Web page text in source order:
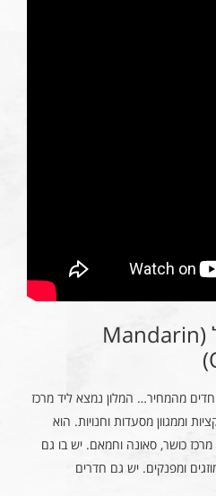
מלון מנדרין אוריינטל (Mandarin
פוחדים מהמחיר… המלון נמצא ליד מרכז
וממגוון מסעדות וחנויות. הוא
כושר, סאונה וחמאם. יש בו גם
ומפנקים. יש גם חדרים